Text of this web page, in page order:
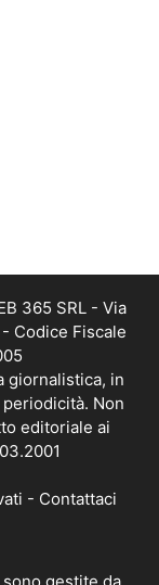
365 SRL - Via
- Codice Fiscale
giornalistica, in
Non
editoriale ai
- Contattaci